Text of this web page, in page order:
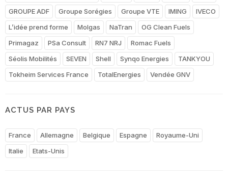
GROUPE ADF
Groupe Sorégies Groupe VTE IMING
IVECO
L’idée prend forme
Molgas NaTran
OG Clean Fuels
Primagaz
PSa Consult RN7 NRJ
Romac Fuels
Séolis Mobilités
SEVEN Shell Synqo Energies
TANKYOU
Tokheim Services France
TotalEnergies Vendée GNV
ACTUS PAR PAYS
France Allemagne Belgique Espagne
Royaume-Uni
Italie
Etats-Unis